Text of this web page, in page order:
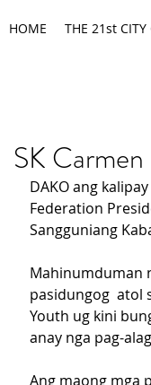
HOME THE 21st CITY
SK
DAKO ang
Federation
Sangguniang
Mahinumduman
pasidungog
Youth ug kini
anay nga pag-
Ang maong mga